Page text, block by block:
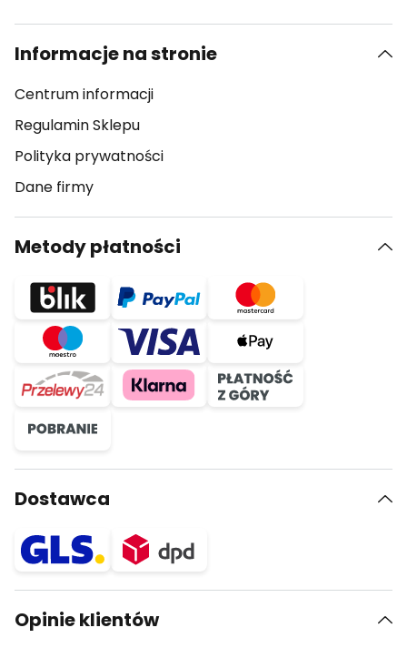
Informacje na stronie
Centrum informacji
Regulamin Sklepu
Polityka prywatności
Dane firmy
Metody płatności
Dostawca
Opinie klientów